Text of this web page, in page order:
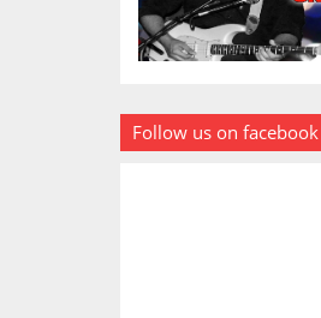
Follow us on facebook